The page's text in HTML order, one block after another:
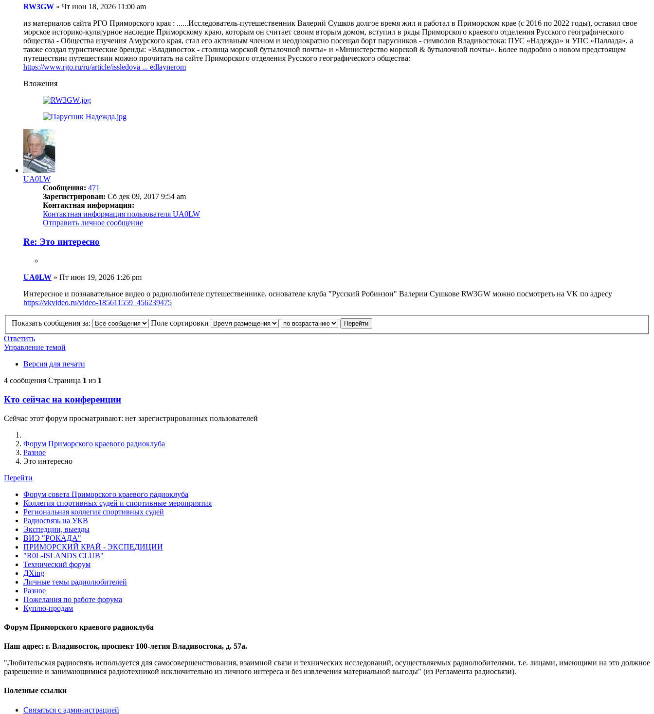
RW3GW » Чт июн 18, 2026 11:00 am
из материалов сайта РГО Приморского края : ......Исследователь-путешественник Валерий Сушков долгое время жил и работал в Приморском крае (с 2016 по 2022 годы), оставил свое
морское историко-культурное наследие Приморскому краю, которым он считает своим вторым домом, вступил в ряды Приморского краевого отделения Русского географического
общества - Общества изучения Амурского края, стал его активным членом и неоднократно посещал борт парусников - символов Владивостока: ПУС «Надежда» и УПС «Паллада», а
также создал туристические бренды: «Владивосток - столица морской бутылочной почты» и «Министерство морской & бутылочной почты». Более подробно о новом предстоящем
путешествии путешествии можно прочитать на сайте Приморского отделения Русского географического общества:
https://www.rgo.ru/ru/article/issledova ... edlaynerom
Вложения
UA0LW
Сообщения: 471
Зарегистрирован: Сб дек 09, 2017 9:54 am
Контактная информация:
Контактная информация пользователя UA0LW
Отправить личное сообщение
Re: Это интересно
UA0LW » Пт июн 19, 2026 1:26 pm
Интересное и познавательное видео о радиолюбителе путешественнике, основателе клуба "Русский Робинзон" Валерии Сушкове RW3GW можно посмотреть на VK по адресу
https://vkvideo.ru/video-185611559_456239475
Показать сообщения за:
Поле сортировки
Ответить
Управление темой
Версия для печати
4 сообщения Страница 1 из 1
Кто сейчас на конференции
Сейчас этот форум просматривают: нет зарегистрированных пользователей
Форум Приморского краевого радиоклуба
Разное
Это интересно
Перейти
Форум совета Приморского краевого радиоклуба
Коллегия спортивных судей и спортивные мероприятия
Региональная коллегия спортивных судей
Радиосвязь на УКВ
Экспедции, выезды
ВИЭ "РОКАДА"
ПРИМОРСКИЙ КРАЙ - ЭКСПЕДИЦИИ
"R0L-ISLANDS CLUB"
Технический форум
ДХing
Личные темы радиолюбителей
Разное
Пожелания по работе форума
Куплю-продам
Форум Приморского краевого радиоклуба
Наш адрес: г. Владивосток, проспект 100-летия Владивостока, д. 57а.
"Любительская радиосвязь используется для самосовершенствования, взаимной связи и технических исследований, осуществляемых радиолюбителями, т.е. лицами, имеющими на это должное
разрешение и занимающимися радиотехникой исключительно из личного интереса и без извлечения материальной выгоды" (из Регламента радиосвязи).
Полезные ссылки
Связаться с администрацией